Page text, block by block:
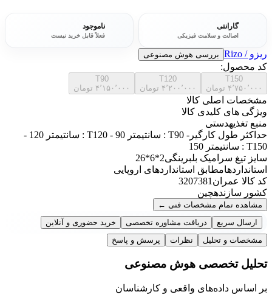
گارانتی
اصالت و سلامت فیزیکی
ناموجود
فعلاً قابل خرید نیست
ریزو / Rizo بررسی هوش مصنوعی
کد محصول:
T150
۴٬۷۵۰٬۰۰۰
تومان
T120
۴٬۲۰۰٬۰۰۰
تومان
T90
۴٬۱۵۰٬۰۰۰
تومان
مشخصات اصلی کالا
ویژگی های کلیدی کالا
منبع تغذیهدستی
حداکثر طول کارگیر
- T90 : سانتیمتر 90 - T120 : سانتیمتر 120 -
T150 : سانتیمتر 150
سایز تیغ سرامیک بلبرینگی2*6*26
استانداردهامطابق استانداردهای اروپایی
کد کالا عمران 3207381
کشور سازندهچین
مشاهده تمام مشخصات فنی ←
ارسال سریع
دریافت مشاوره تخصصی
خرید حضوری و آنلاین
مشخصات و تحلیل
نظرات پرسش و پاسخ
تحلیل تخصصی هوش مصنوعی
بر اساس داده‌های واقعی و کارشناسان